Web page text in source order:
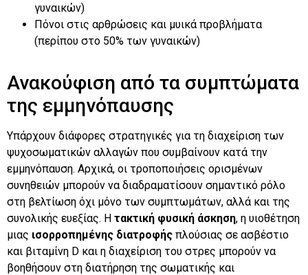
γυναικών)
Πόνοι στις αρθρώσεις και μυικά προβλήματα
(περίπου στο 50% των γυναικών)
Ανακούφιση από τα συμπτώματα
της εμμηνόπαυσης
Υπάρχουν διάφορες στρατηγικές για τη διαχείριση των
ψυχοσωματικών αλλαγών που συμβαίνουν κατά την
εμμηνόπαυση. Αρχικά, οι τροποποιήσεις ορισμένων
συνηθειών μπορούν να διαδραματίσουν σημαντικό ρόλο
στη βελτίωση όχι μόνο των συμπτωμάτων, αλλά και της
συνολικής ευεξίας. Η τακτική φυσική άσκηση, η υιοθέτηση
μιας ισορροπημένης διατροφής πλούσιας σε ασβέστιο
και βιταμίνη D και η διαχείριση του στρες μπορούν να
βοηθήσουν στη διατήρηση της σωματικής και